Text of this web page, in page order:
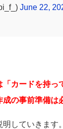
June 22,
「カードを持っ
の事前準備は
していきます。